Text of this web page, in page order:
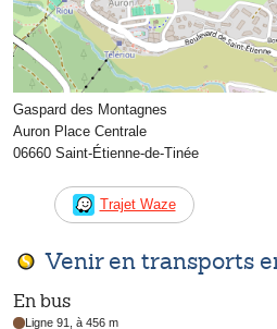
Gaspard des Montagnes
Auron Place Centrale
06660 Saint-Étienne-de-Tinée
Trajet Waze
Venir en transports
En bus
Ligne 91, à 456 m